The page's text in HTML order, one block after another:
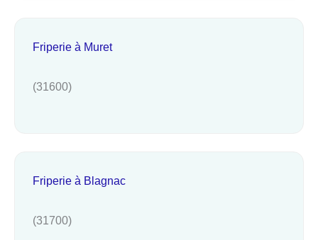
Friperie à Muret
(31600)
Friperie à Blagnac
(31700)